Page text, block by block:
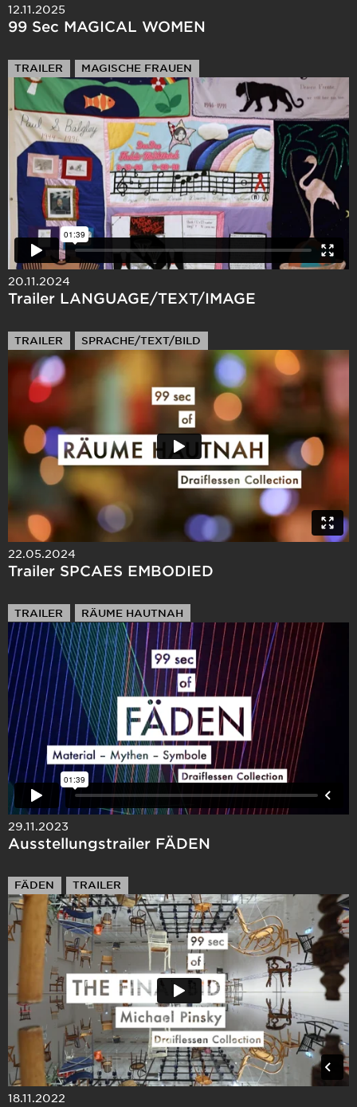
12.11.2025
99 Sec MAGICAL WOMEN
TRAILER MAGISCHE FRAUEN
20.11.2024
Trailer LANGUAGE/TEXT/IMAGE
TRAILER SPRACHE/TEXT/BILD
22.05.2024
Trailer SPCAES EMBODIED
TRAILER RÄUME HAUTNAH
29.11.2023
Ausstellungstrailer FÄDEN
FÄDEN TRAILER
18.11.2022